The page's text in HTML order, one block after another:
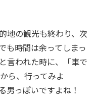
地の観光も終わり、次
も時間は余ってしまっ
言われた時に、「車で
ら、行ってみよ
男っぽいですよね！